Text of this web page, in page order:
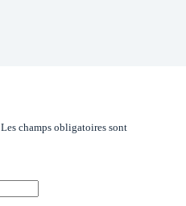
Les champs obligatoires sont